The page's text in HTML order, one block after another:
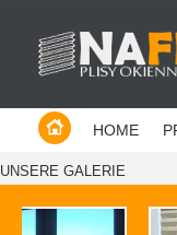
Producent plis -
HOME
UNSERE GALERIE